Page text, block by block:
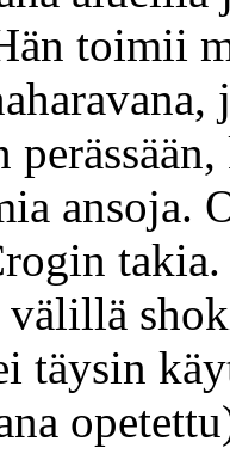
toimii
ansoja.
täysin